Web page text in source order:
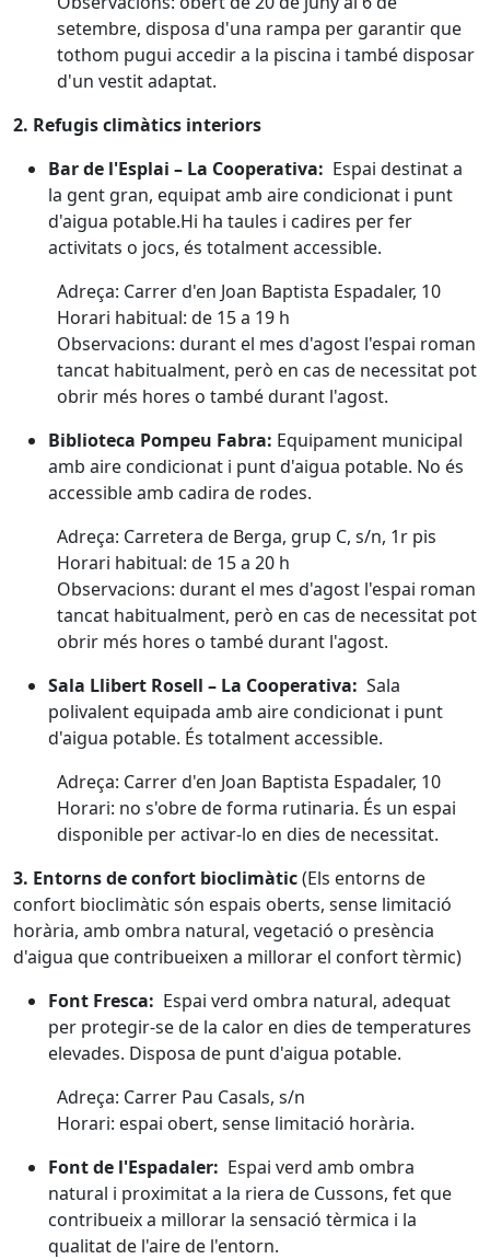
setembre, disposa d'una rampa per garantir que
tothom pugui accedir a la piscina i també disposar
d'un vestit adaptat.
2. Refugis climàtics interiors
Bar de l'Esplai – La Cooperativa: Espai destinat a
la gent gran, equipat amb aire condicionat i punt
d'aigua potable.Hi ha taules i cadires per fer
activitats o jocs, és totalment accessible.
Adreça: Carrer d'en Joan Baptista Espadaler, 10
Horari habitual: de 15 a 19 h
Observacions: durant el mes d'agost l'espai roman
tancat habitualment, però en cas de necessitat pot
obrir més hores o també durant l'agost.
Biblioteca Pompeu Fabra: Equipament municipal
amb aire condicionat i punt d'aigua potable. No és
accessible amb cadira de rodes.
Adreça: Carretera de Berga, grup C, s/n, 1r pis
Horari habitual: de 15 a 20 h
Observacions: durant el mes d'agost l'espai roman
tancat habitualment, però en cas de necessitat pot
obrir més hores o també durant l'agost.
Sala Llibert Rosell – La Cooperativa: Sala
polivalent equipada amb aire condicionat i punt
d'aigua potable. És totalment accessible.
Adreça: Carrer d'en Joan Baptista Espadaler, 10
Horari: no s'obre de forma rutinaria. És un espai
disponible per activar-lo en dies de necessitat.
3. Entorns de confort bioclimàtic(Els entorns de
confort bioclimàtic són espais oberts, sense limitació
horària, amb ombra natural, vegetació o presència
d'aigua que contribueixen a millorar el confort tèrmic)
Font Fresca: Espai verd ombra natural, adequat
per protegir-se de la calor en dies de temperatures
elevades. Disposa de punt d'aigua potable.
Adreça: Carrer Pau Casals, s/n
Horari: espai obert, sense limitació horària.
Font de l'Espadaler: Espai verd amb ombra
natural i proximitat a la riera de Cussons, fet que
contribueix a millorar la sensació tèrmica i la
qualitat de l'aire de l'entorn.